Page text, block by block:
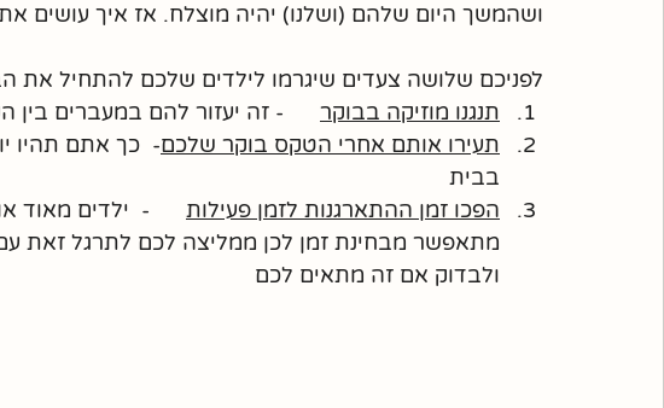
ושהמשך היום שלהם (ושלנו) יהיה מוצלח. אז איך עושים
לפניכם שלושה צעדים שיגרמו לילדים שלכם להתחיל את
תנגנו מוזיקה בבוקר
- זה יעזור להם במעברים
תעירו אותם אחרי הטקס בוקר שלכם-  כך אתם תהיו
בבית
הפכו זמן ההתארגנות לזמן פעילות
-  ילדים
מתאפשר מבחינת זמן לכן ממליצה לכם לתרגל זאת
ולבדוק אם זה מתאים לכם